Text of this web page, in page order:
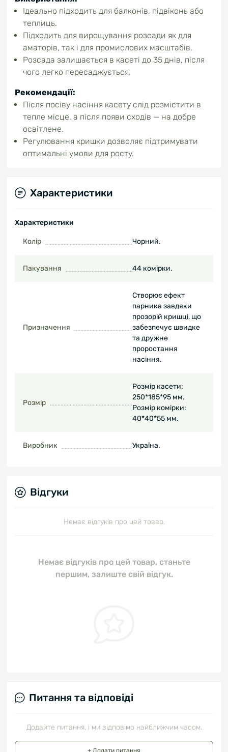
Ідеально підходить для балконів, підвіконь або
теплиць.
Підходить для вирощування розсади як для
аматорів, так і для промислових масштабів.
Розсада залишається в касеті до 35 днів, після
чого легко пересаджується.
Рекомендації:
Після посіву насіння касету слід розмістити в
тепле місце, а після появи сходів — на добре
освітлене.
Регулювання кришки дозволяє підтримувати
оптимальні умови для росту.
Характеристики
Характеристики
Колір Чорний.
Пакування 44 комірки.
Призначення
Створює ефект
парника завдяки
прозорій кришці, що
забезпечує швидке
та дружне
проростання
насіння.
Розмір
Розмір касети:
250*185*95 мм.
Розмір комірки:
40*40*55 мм.
Виробник Україна.
Відгуки
Немає відгуків про цей товар.
Немає відгуків про цей товар, станьте
першим, залиште свій відгук.
Питання та відповіді
Додайте питання, і ми відповімо найближчим часом.
+ Додати питання